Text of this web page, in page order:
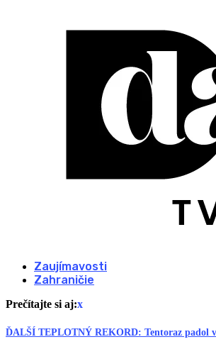
Zaujímavosti
Zahraničie
Prečítajte si aj:x
ĎALŠÍ TEPLOTNÝ REKORD: Tentoraz padol